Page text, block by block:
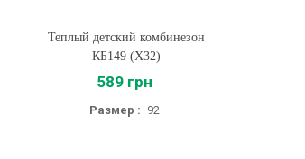
Купить
Теплый детский комбинезон
КБ149 (X32)
589 грн
Размер : 92